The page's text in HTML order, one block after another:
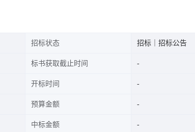
招标状态 招标｜招标公告
标书获取截止时间
开标时间
预算金额
中标金额